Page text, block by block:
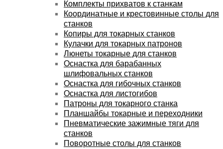
Комплекты прихватов к станкам
Координатные и крестовинные столы для
станков
Копиры для токарных станков
Кулачки для токарных патронов
Люнеты токарные для станков
Оснастка для барабанных
шлифовальных станков
Оснастка для гибочных станков
Оснастка для листогибов
Патроны для токарного станка
Планшайбы токарные и переходники
Пневматические зажимные тяги для
станков
Поворотные столы для станков